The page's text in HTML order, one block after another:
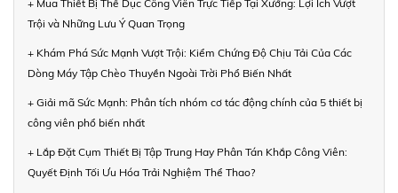
+ Mua Thiết Bị Thể Dục Công Viên Trực Tiếp Tại Xưởng: Lợi Ích Vượt
Trội và Những Lưu Ý Quan Trọng
+ Khám Phá Sức Mạnh Vượt Trội: Kiểm Chứng Độ Chịu Tải Của Các
Dòng Máy Tập Chèo Thuyền Ngoài Trời Phổ Biến Nhất
+ Giải mã Sức Mạnh: Phân tích nhóm cơ tác động chính của 5 thiết bị
công viên phổ biến nhất
+ Lắp Đặt Cụm Thiết Bị Tập Trung Hay Phân Tán Khắp Công Viên:
Quyết Định Tối Ưu Hóa Trải Nghiệm Thể Thao?